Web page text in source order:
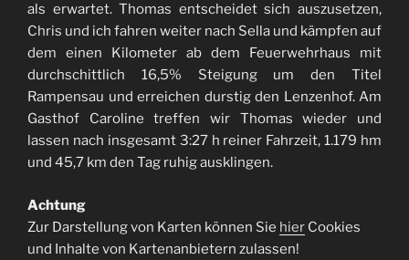
als erwartet. Thomas entscheidet sich auszusetzen,
Chris und ich fahren weiter nach Sella und kämpfen auf
dem einen Kilometer ab dem Feuerwehrhaus mit
durchschittlich 16,5% Steigung um den Titel
Rampensau und erreichen durstig den Lenzenhof. Am
Gasthof Caroline treffen wir Thomas wieder und
lassen nach insgesamt 3:27 h reiner Fahrzeit, 1.179 hm
und 45,7 km den Tag ruhig ausklingen.
Achtung
Zur Darstellung von Karten können Sie hier Cookies
und Inhalte von Kartenanbietern zulassen!